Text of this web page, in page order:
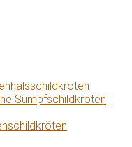
Sumpfschildkröten